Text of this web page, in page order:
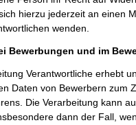
hierzu jederzeit an einen
wenden.
Bewerbungen und im
Verantwortliche erhebt
Daten von Bewerbern zum
Die Verarbeitung kann
dann der Fall,